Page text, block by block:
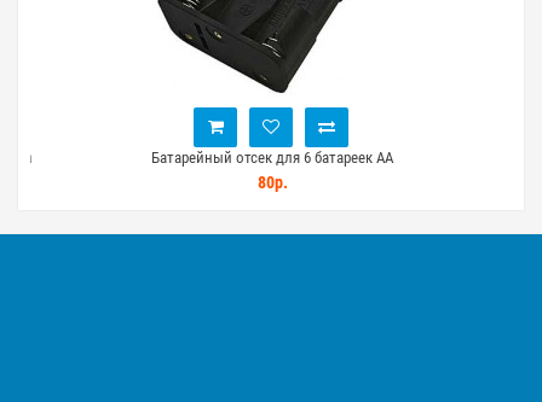
Батарейный отсек для 6 батареек AA
80р.